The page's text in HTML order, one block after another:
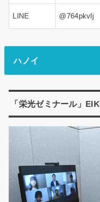
LINE @764pkvlj
ハノイ
「栄光ゼミナール」